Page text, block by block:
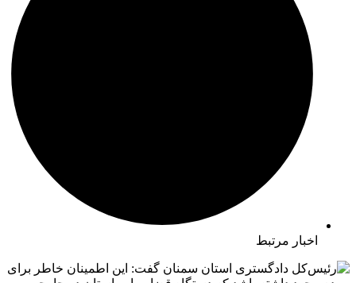
اخبار مرتبط